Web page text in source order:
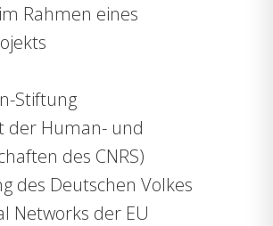
Rahmen eines
Stiftung
der Human- und
des CNRS)
des Deutschen Volkes
Networks der EU